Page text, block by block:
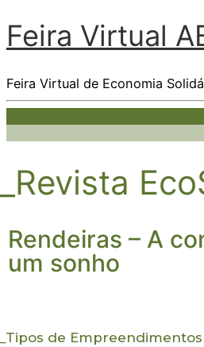
Feira Virtual
Feira Virtual de Economia
_Revista
Rendeiras – A
um sonho
Tipos de Empreendimentos